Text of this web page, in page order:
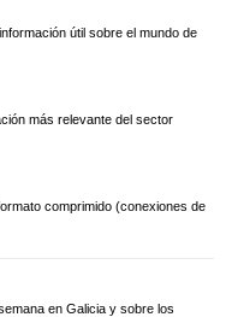
útil sobre el mundo de
más relevante del sector
comprimido (conexiones de
en Galicia y sobre los